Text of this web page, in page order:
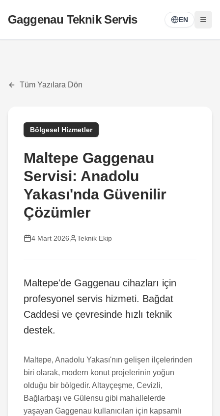
Gaggenau Teknik Servis EN
Tüm Yazılara Dön
Bölgesel Hizmetler
Maltepe Gaggenau
Servisi: Anadolu
Yakası'nda Güvenilir
Çözümler
4 Mart 2026 Teknik Ekip
Maltepe'de Gaggenau cihazları için
profesyonel servis hizmeti. Bağdat
Caddesi ve çevresinde hızlı teknik
destek.
Maltepe, Anadolu Yakası'nın gelişen ilçelerinden
biri olarak, modern konut projelerinin yoğun
olduğu bir bölgedir. Altayçeşme, Cevizli,
Bağlarbaşı ve Gülensu gibi mahallelerde
yaşayan Gaggenau kullanıcıları için kapsamlı